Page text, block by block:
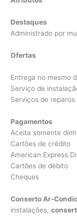
Destaques
Administrado por
Ofertas
Entrega no mesmo
Serviço de
Serviços de reparos
Pagamentos
Aceita somente
Cartões de crédito
American Express
Cartões de débito
Cheques
Conserto Ar-
instalações,